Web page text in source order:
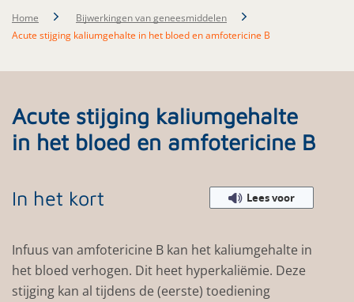
Home
Bijwerkingen van geneesmiddelen
Acute stijging kaliumgehalte in het bloed en amfotericine B
Acute stijging kaliumgehalte
in het bloed en amfotericine B
In het kort Lees voor
Infuus van amfotericine B kan het kaliumgehalte in
het bloed verhogen. Dit heet hyperkaliёmie. Deze
stijging kan al tijdens de (eerste) toediening